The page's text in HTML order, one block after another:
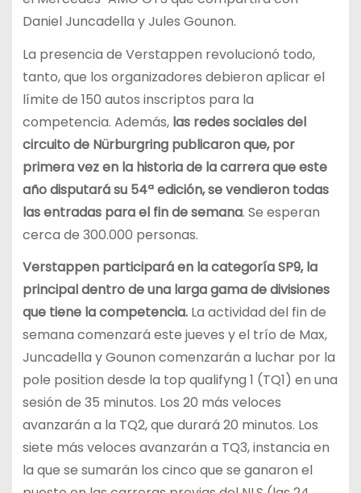
Daniel Juncadella y Jules Gounon.
La presencia de Verstappen revolucionó todo,
tanto, que los organizadores debieron aplicar el
límite de 150 autos inscriptos para la
competencia. Además, las redes sociales del
circuito de Nürburgring publicaron que, por
primera vez en la historia de la carrera que este
año disputará su 54ª edición, se vendieron todas
las entradas para el fin de semana. Se esperan
cerca de 300.000 personas.
Verstappen participará en la categoría SP9, la
principal dentro de una larga gama de divisiones
que tiene la competencia.La actividad del fin de
semana comenzará este jueves y el trío de Max,
Juncadella y Gounon comenzarán a luchar por la
pole position desde la top qualifyng 1 (TQ1) en una
sesión de 35 minutos. Los 20 más veloces
avanzarán a la TQ2, que durará 20 minutos. Los
siete más veloces avanzarán a TQ3, instancia en
la que se sumarán los cinco que se ganaron el